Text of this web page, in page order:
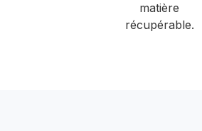
matière
récupérable.